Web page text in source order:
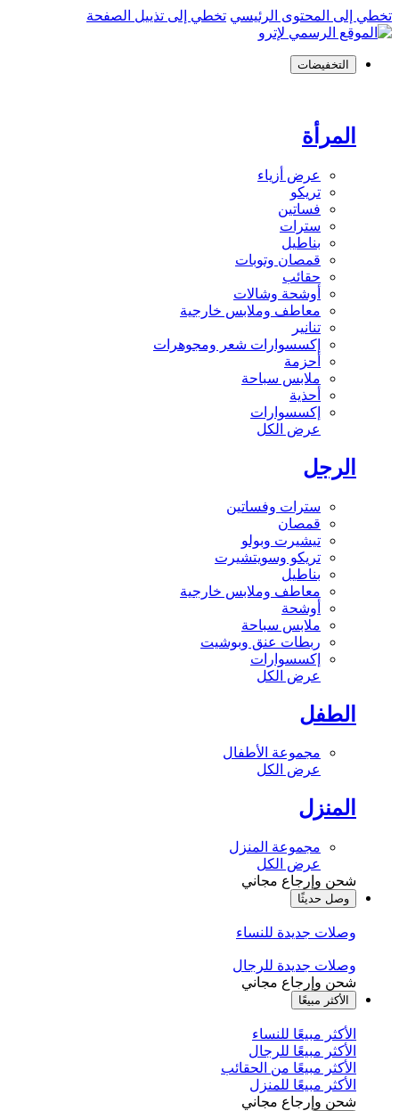
تخطي إلى المحتوى الرئيسي تخطي إلى تذييل الصفحة
التخفيضات
المرأة
عرض أزياء
تريكو
فساتين
سترات
بناطيل
قمصان وتوبات
حقائب
أوشحة وشالات
معاطف وملابس خارجية
تنانير
إكسسوارات شعر ومجوهرات
أحزمة
ملابس سباحة
أحذية
إكسسوارات
عرض الكل
الرجل
سترات وفساتين
قمصان
تيشيرت وبولو
تريكو وسويتشيرت
بناطيل
معاطف وملابس خارجية
أوشحة
ملابس سباحة
ربطات عنق وبوشيت
إكسسوارات
عرض الكل
الطفل
مجموعة الأطفال
عرض الكل
المنزل
مجموعة المنزل
عرض الكل
شحن وإرجاع مجاني
وصل حديثًا
وصلات جديدة للنساء
وصلات جديدة للرجال
شحن وإرجاع مجاني
الأكثر مبيعًا
الأكثر مبيعًا للنساء
الأكثر مبيعًا للرجال
الأكثر مبيعًا من الحقائب
الأكثر مبيعًا للمنزل
شحن وإرجاع مجاني